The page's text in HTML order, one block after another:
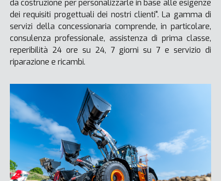
da costruzione per personalizzarle in base alle esigenze
dei requisiti progettuali dei nostri clienti". La gamma di
servizi della concessionaria comprende, in particolare,
consulenza professionale, assistenza di prima classe,
reperibilità 24 ore su 24, 7 giorni su 7 e servizio di
riparazione e ricambi.